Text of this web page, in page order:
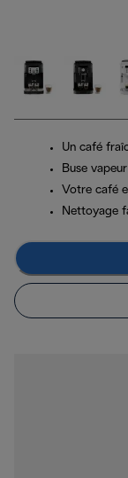
Un café
Buse
Votre café
Nettoyage